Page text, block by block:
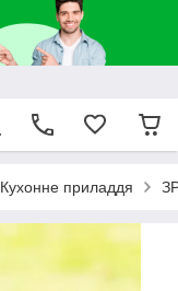
Кухонне приладдя